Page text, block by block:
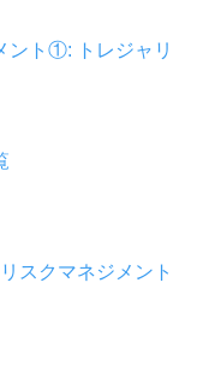
ント①: トレジャリ
スクマネジメント